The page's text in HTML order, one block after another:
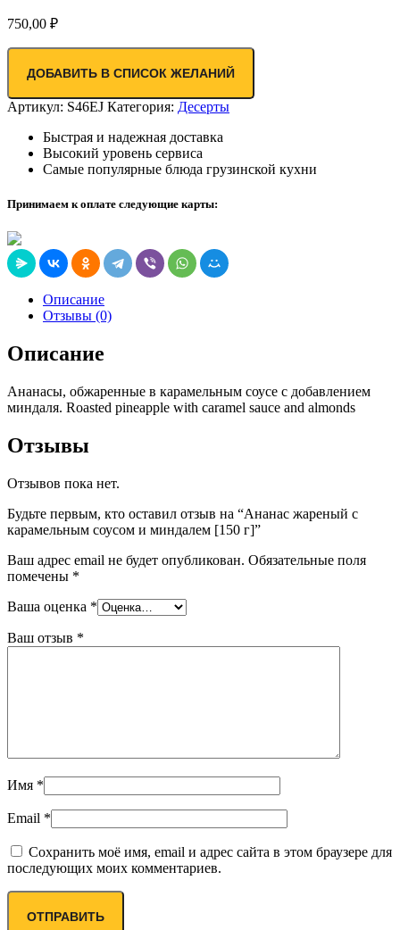
750,00 ₽
ДОБАВИТЬ В СПИСОК ЖЕЛАНИЙ
Артикул: S46EJ Категория: Десерты
Быстрая и надежная доставка
Высокий уровень сервиса
Самые популярные блюда грузинской кухни
Принимаем к оплате следующие карты:
Описание
Отзывы (0)
Описание
Ананасы, обжаренные в карамельным соусе с добавлением
миндаля. Roasted pineapple with caramel sauce and almonds
Отзывы
Отзывов пока нет.
Будьте первым, кто оставил отзыв на “Ананас жареный с
карамельным соусом и миндалем [150 г]”
Ваш адрес email не будет опубликован. Обязательные поля
помечены *
Ваша оценка *
Ваш отзыв *
Имя *
Email *
Сохранить моё имя, email и адрес сайта в этом браузере для
последующих моих комментариев.